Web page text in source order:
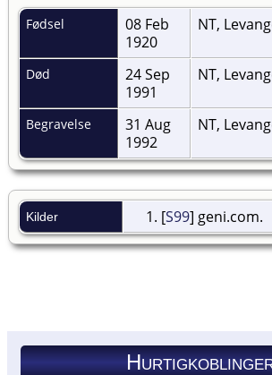
Fødsel
08 Feb
1920
NT,
Død
24 Sep
1991
NT,
Begravelse
31 Aug
1992
NT,
Kilder [S99] geni.com.